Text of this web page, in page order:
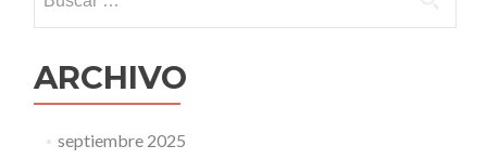
ARCHIVO
septiembre 2025